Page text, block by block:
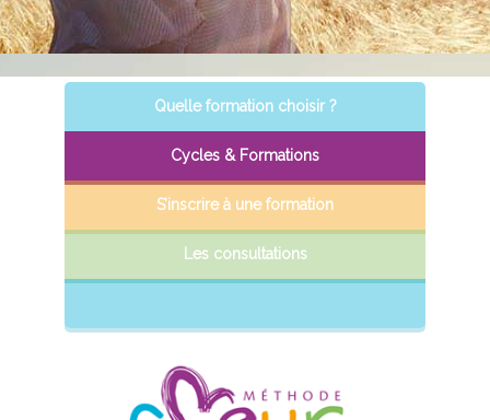
Quelle formation choisir ?
Cycles & Formations
S’inscrire à une formation
Les consultations